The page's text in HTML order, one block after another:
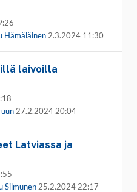
Hämäläinen 2.3.2024 11:30
laivoilla
27.2.2024 20:04
Latviassa ja
Silmunen 25.2.2024 22:17